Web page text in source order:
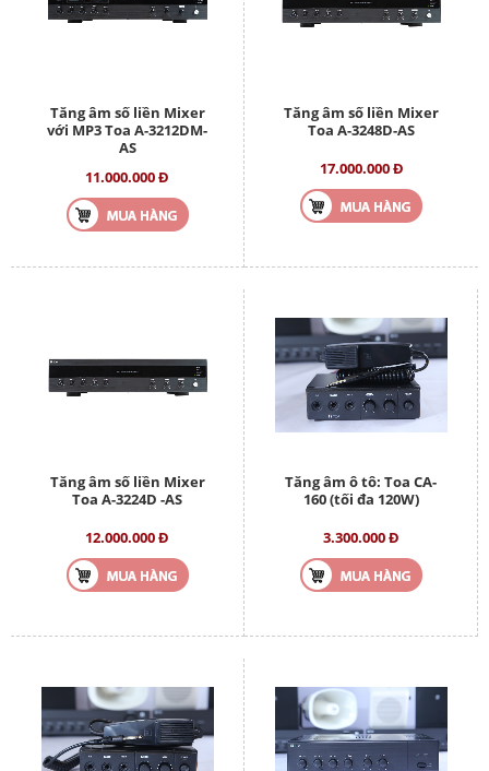
Tăng âm số liền Mixer
với MP3 Toa A-3212DM-
AS
11.000.000 Đ
Tăng âm số liền Mixer
Toa A-3248D-AS
17.000.000 Đ
Tăng âm số liền Mixer
Toa A-3224D -AS
12.000.000 Đ
Tăng âm ô tô: Toa CA-
160 (tối đa 120W)
3.300.000 Đ